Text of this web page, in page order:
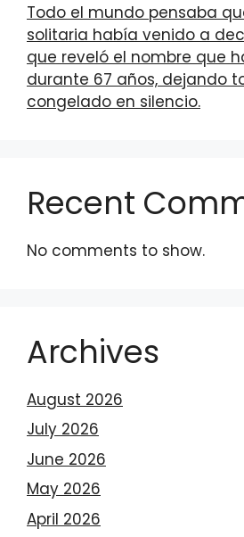
Todo el mundo pensaba
solitaria había venido a
que reveló el nombre que
durante 67 años, dejando
congelado en silencio.
Recent
No comments to show.
Archives
August 2026
July 2026
June 2026
May 2026
April 2026